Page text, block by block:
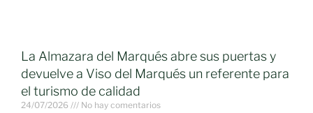
La Almazara del Marqués abre sus puertas y
devuelve a Viso del Marqués un referente para
el turismo de calidad
24/07/2026 No hay comentarios